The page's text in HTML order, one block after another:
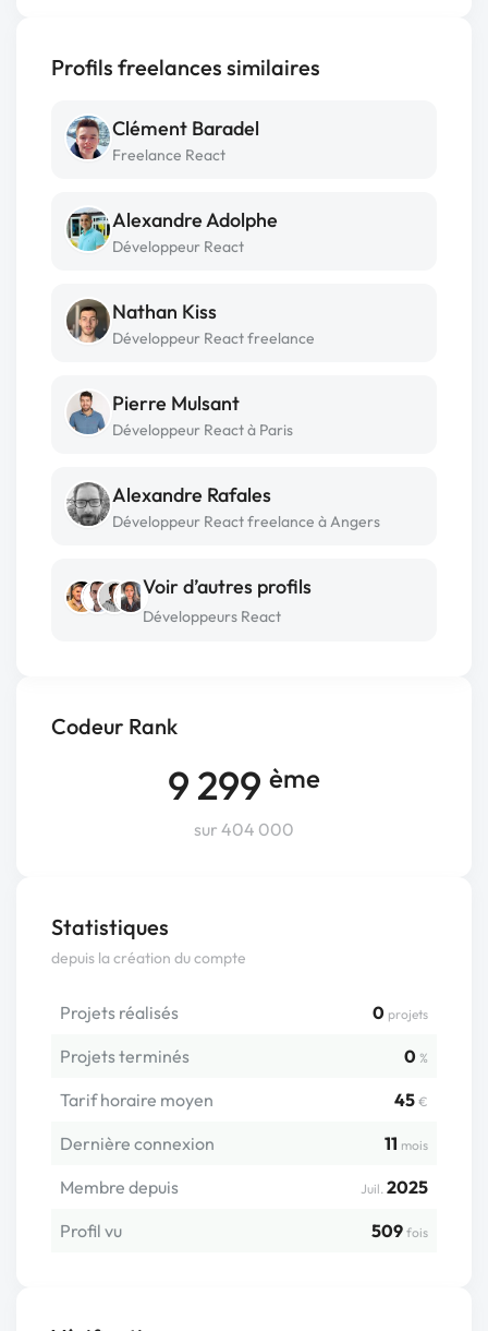
Codeur Rank
9 299 ème
sur 404 000
Statistiques
depuis la création du compte
Projets réalisés 0 projets
Projets terminés 0 %
Tarif horaire moyen 45 €
Dernière connexion 11 mois
Membre depuis Juil. 2025
Profil vu
509 fois
Profils freelances similaires
Clément Baradel
Freelance React
Alexandre Adolphe
Développeur React
Nathan Kiss
Développeur React freelance
Pierre Mulsant
Développeur React à Paris
Alexandre Rafales
Développeur React freelance à Angers
Voir d’autres profils
Développeurs React